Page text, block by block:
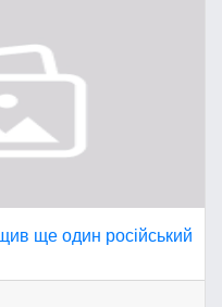
ще один російський